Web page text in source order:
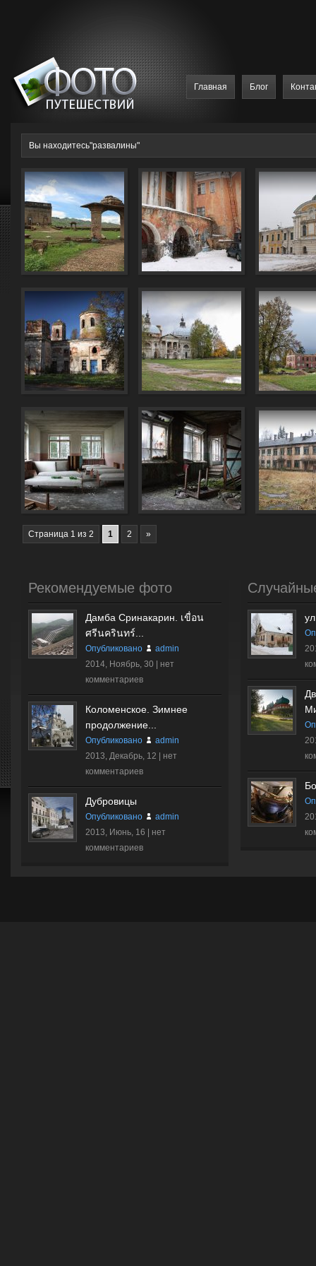
Главная Блог
Вы находитесь"развалины"
Страница 1 из 2 1 2 »
Рекомендуемые фото
Дамба Сринакарин. เขื่อน
ศรีนครินทร์...
Опубликовано
admin
2014, Ноябрь, 30 | нет
комментариев
Коломенское. Зимнее
продолжение...
Опубликовано
admin
2013, Декабрь, 12 | нет
комментариев
Дубровицы
Опубликовано
admin
2013, Июнь, 16 | нет
комментариев